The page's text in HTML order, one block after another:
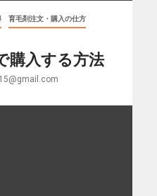
育毛剤注文・購入の仕方
購入する方法